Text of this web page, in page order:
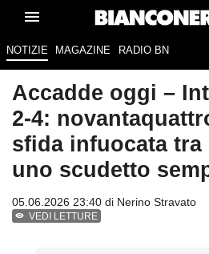
NOTIZIE MAGAZINE RADIO BN
Accadde oggi –
2-4:
sfida infuocata tra
uno scudetto
05.06.2026 23:40 di Nerino Stravato
VEDI LETTURE